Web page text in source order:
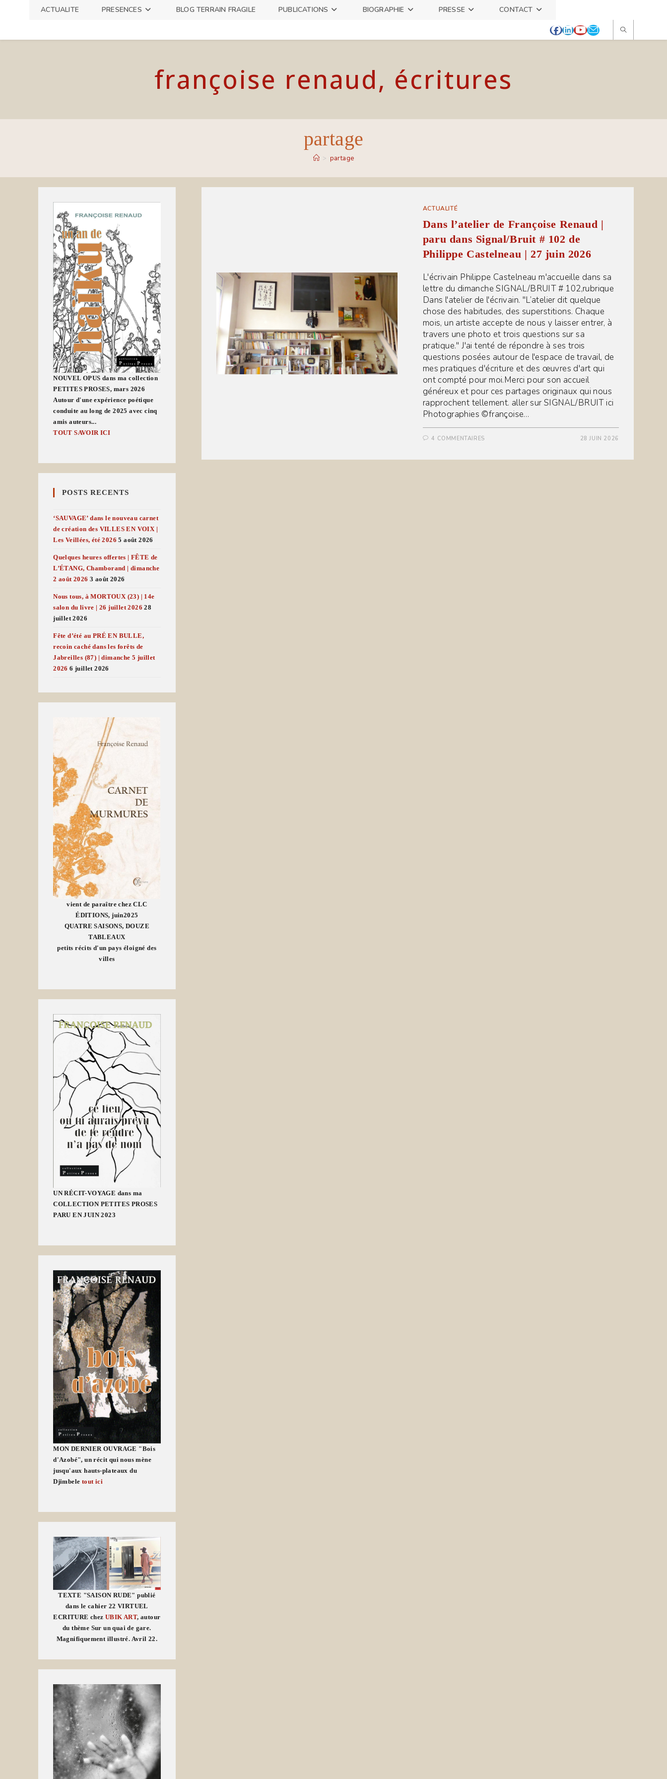
ACTUALITE PRESENCES BLOG TERRAIN FRAGILE PUBLICATIONS BIOGRAPHIE PRESSE CONTACT
françoise renaud, écritures
partage
> partage
ACTUALITÉ
Dans l’atelier de Françoise Renaud |
paru dans Signal/Bruit # 102 de
Philippe Castelneau | 27 juin 2026
L'écrivain Philippe Castelneau m'accueille dans sa
lettre du dimanche SIGNAL/BRUIT # 102,rubrique
Dans l'atelier de l'écrivain. "L’atelier dit quelque
chose des habitudes, des superstitions. Chaque
mois, un artiste accepte de nous y laisser entrer, à
travers une photo et trois questions sur sa
pratique." J'ai tenté de répondre à ses trois
questions posées autour de l'espace de travail, de
mes pratiques d'écriture et des œuvres d'art qui
ont compté pour moi.Merci pour son accueil
généreux et pour ces partages originaux qui nous
rapprochent tellement. aller sur SIGNAL/BRUIT ici
Photographies ©françoise…
4 COMMENTAIRES 28 JUIN 2026
NOUVEL OPUS dans ma collection
PETITES PROSES, mars 2026
Autour d'une expérience poétique
conduite au long de 2025 avec cinq
amis auteurs...
TOUT SAVOIR ICI
POSTS RECENTS
‘SAUVAGE’ dans le nouveau carnet
de création des VILLES EN VOIX |
Les Veillées, été 2026 5 août 2026
Quelques heures offertes | FÊTE de
L’ÉTANG, Chamborand | dimanche
2 août 2026 3 août 2026
Nous tous, à MORTOUX (23) | 14e
salon du livre | 26 juillet 2026 28
juillet 2026
Fête d’été au PRÉ EN BULLE,
recoin caché dans les forêts de
Jabreilles (87) | dimanche 5 juillet
2026 6 juillet 2026
vient de paraître chez CLC
ÉDITIONS, juin2025
QUATRE SAISONS, DOUZE
TABLEAUX
petits récits d'un pays éloigné des
villes
UN RÉCIT-VOYAGE dans ma
COLLECTION PETITES PROSES
PARU EN JUIN 2023
MON DERNIER OUVRAGE "Bois
d'Azobé", un récit qui nous mène
jusqu'aux hauts-plateaux du
Djimbele tout ici
TEXTE "SAISON RUDE" publié
dans le cahier 22 VIRTUEL
ECRITURE chez UBIK ART, autour
du thème Sur un quai de gare.
Magnifiquement illustré. Avril 22.